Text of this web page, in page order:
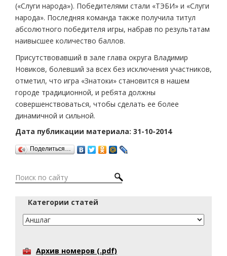
(«Слуги народа»). Победителями стали «ТЭБИ» и «Слуги
народа». Последняя команда также получила титул
абсолютного победителя игры, набрав по результатам
наивысшее количество баллов.
Присутствовавший в зале глава округа Владимир
Новиков, болевший за всех без исключения участников,
отметил, что игра «Знатоки» становится в нашем
городе традиционной, и ребята должны
совершенствоваться, чтобы сделать ее более
динамичной и сильной.
Дата публикации материала: 31-10-2014
Поделиться…
Категории статей
Архив номеров (.pdf)